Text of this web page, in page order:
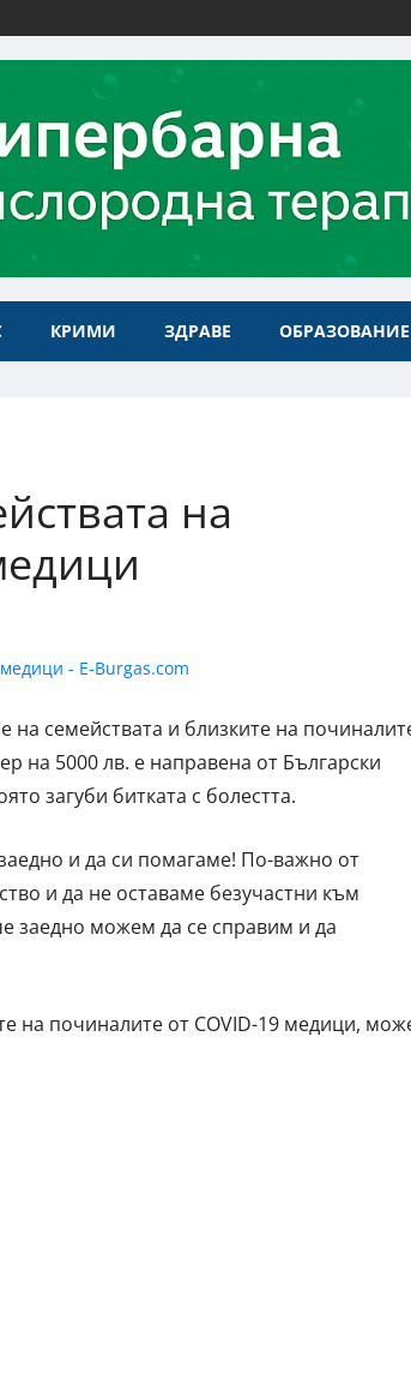
КРИМИ ЗДРАВЕ ОБРАЗОВАНИЕ
на
на семействата и близките на
на 5000 лв. е направена от Български
загуби битката с болестта.
и да си помагаме! По-важно от
и да не оставаме безучастни към
заедно можем да се справим и да
на починалите от COVID-19 медици,